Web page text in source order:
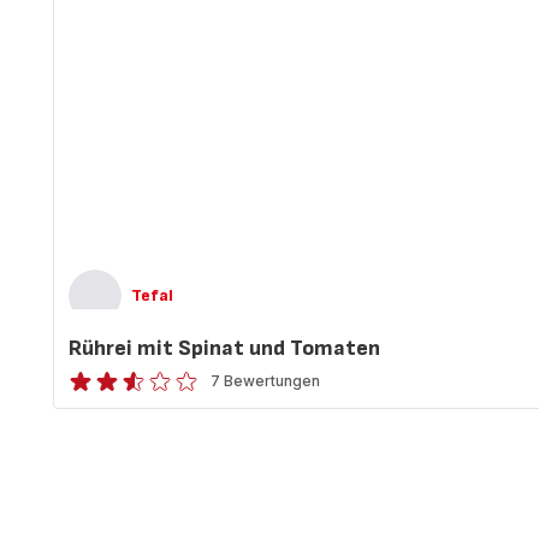
Tefal
Rührei mit Spinat und Tomaten
ratings.2.5
7 Bewertungen